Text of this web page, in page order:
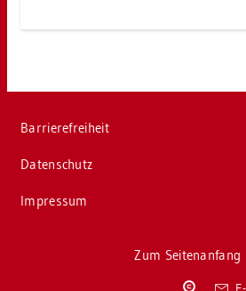
Bar­rie­re­frei­heit
Da­ten­schutz
Im­pres­sum
Zum Sei­ten­an­fang
Co­